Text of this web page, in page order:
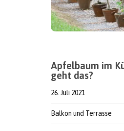
Apfelbaum im
geht das?
26. Juli 2021
Balkon und Terrasse